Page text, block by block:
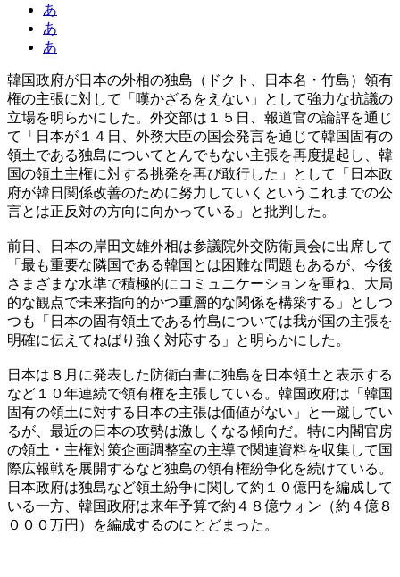
あ
あ
あ
韓国政府が日本の外相の独島（ドクト、日本名・竹島）領有
権の主張に対して「嘆かざるをえない」として強力な抗議の
立場を明らかにした。外交部は１５日、報道官の論評を通じ
て「日本が１４日、外務大臣の国会発言を通じて韓国固有の
領土である独島についてとんでもない主張を再度提起し、韓
国の領土主権に対する挑発を再び敢行した」として「日本政
府が韓日関係改善のために努力していくというこれまでの公
言とは正反対の方向に向かっている」と批判した。
前日、日本の岸田文雄外相は参議院外交防衛員会に出席して
「最も重要な隣国である韓国とは困難な問題もあるが、今後
さまざまな水準で積極的にコミュニケーションを重ね、大局
的な観点で未来指向的かつ重層的な関係を構築する」としつ
つも「日本の固有領土である竹島については我が国の主張を
明確に伝えてねばり強く対応する」と明らかにした。
日本は８月に発表した防衛白書に独島を日本領土と表示する
など１０年連続で領有権を主張している。韓国政府は「韓国
固有の領土に対する日本の主張は価値がない」と一蹴してい
るが、最近の日本の攻勢は激しくなる傾向だ。特に内閣官房
の領土・主権対策企画調整室の主導で関連資料を収集して国
際広報戦を展開するなど独島の領有権紛争化を続けている。
日本政府は独島など領土紛争に関して約１０億円を編成して
いる一方、韓国政府は来年予算で約４８億ウォン（約４億８
０００万円）を編成するのにとどまった。